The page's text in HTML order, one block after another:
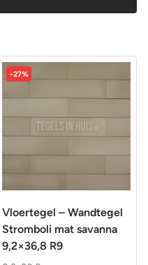
-27%
Vloertegel – Wandtegel
Stromboli mat savanna
9,2×36,8 R9